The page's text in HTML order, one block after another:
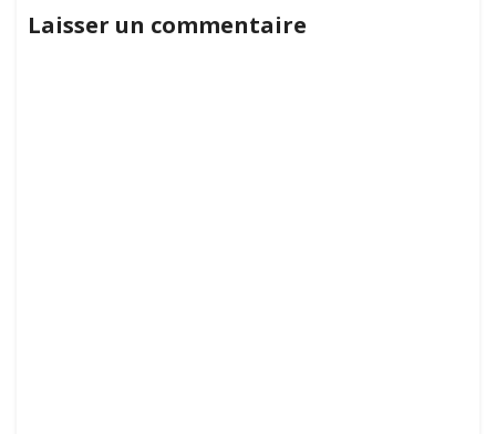
Jeux
l’article
Laisser un commentaire